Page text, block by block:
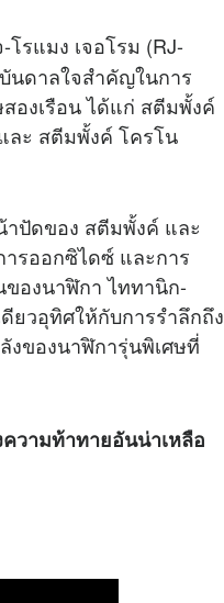
-โรแมง เจอโรม (RJ-
นดาลใจสำคัญในการ
องเรือน ได้แก่ สตีมพั้งค์
ละ สตีมพั้งค์ โครโน
ปัดของ สตีมพั้งค์ และ
รออกซิไดซ์ และการ
องนาฬิกา ไททานิก-
ยวอุทิศให้กับการรำลึกถึง
งของนาฬิการุ่นพิเศษที่
วามท้าทายอันน่าเหลือ